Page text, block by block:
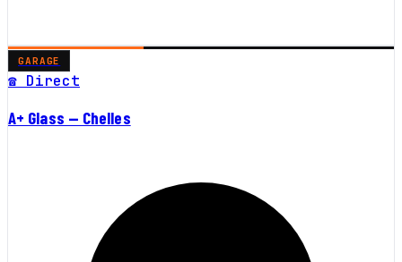
GARAGE
☎ Direct
A+ Glass — Chelles